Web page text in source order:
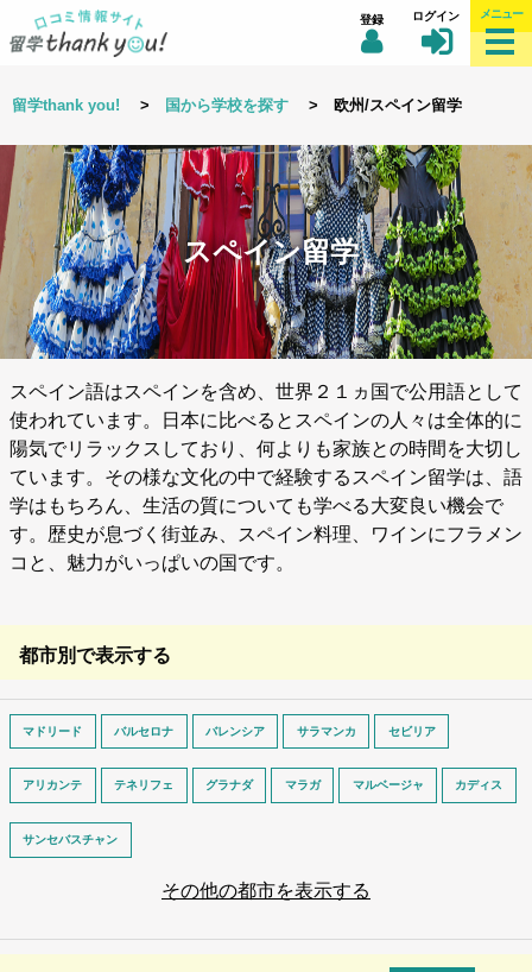
登録 ログイン メニュー
留学thank you! > 国から学校を探す > 欧州/スペイン留学
スペイン留学
スペイン語はスペインを含め、世界２１ヵ国で公用語として
使われています。日本に比べるとスペインの人々は全体的に
陽気でリラックスしており、何よりも家族との時間を大切し
ています。その様な文化の中で経験するスペイン留学は、語
学はもちろん、生活の質についても学べる大変良い機会で
す。歴史が息づく街並み、スペイン料理、ワインにフラメン
コと、魅力がいっぱいの国です。
都市別で表示する
マドリード バルセロナ バレンシア サラマンカ セビリア
アリカンテ テネリフェ グラナダ マラガ マルベージャ カディス
サンセバスチャン
その他の都市を表示する